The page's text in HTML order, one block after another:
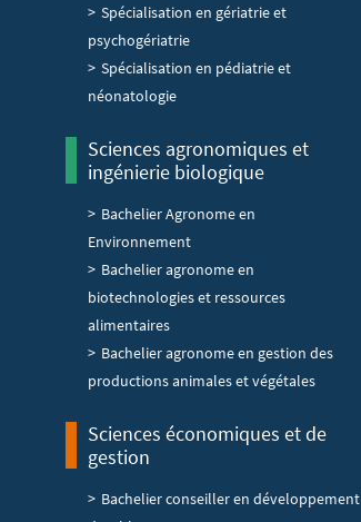
Spécialisation en gériatrie et
psychogériatrie
Spécialisation en pédiatrie et
néonatologie
Sciences agronomiques et
ingénierie biologique
Bachelier Agronome en
Environnement
Bachelier agronome en
biotechnologies et ressources
alimentaires
Bachelier agronome en gestion des
productions animales et végétales
Sciences économiques et de
gestion
Bachelier conseiller en développement